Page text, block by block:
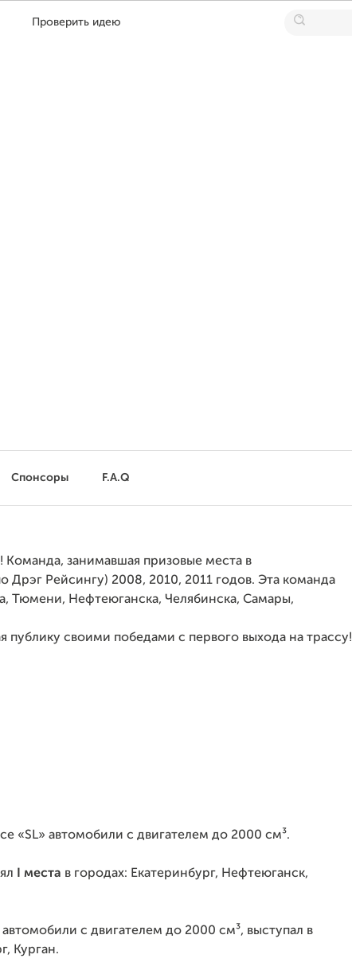
Проверить идею
Спонсоры F.A.Q
занимавшая призовые места в
Дрэг Рейсингу) 2008, 2010, 2011 годов. Эта команда
Тюмени, Нефтеюганска, Челябинска, Самары,
своими победами с первого выхода на трассу!
«SL» автомобили с двигателем до 2000 см³.
I места в городах: Екатеринбург, Нефтеюганск,
автомобили с двигателем до 2000 см³, выступал в
Курган.